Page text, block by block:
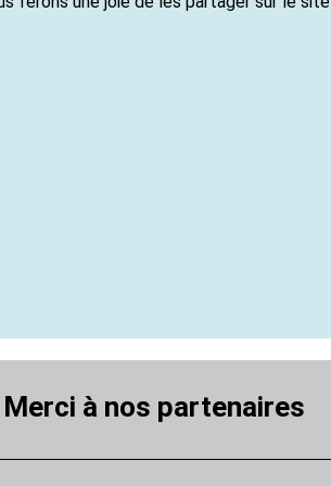
Merci à nos partenaires